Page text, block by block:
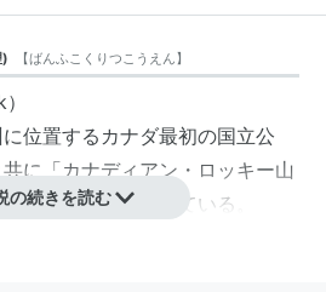
) 【ばんふこくりつこうえん】
に位置するカナダ最初の国立公
に「カナディアン・ロッキー山
世界遺産に登録されている。
の続きを読む